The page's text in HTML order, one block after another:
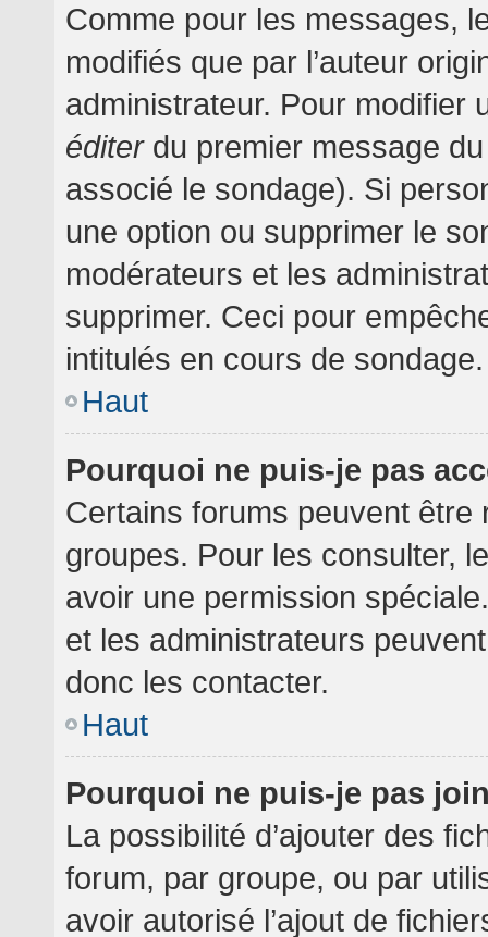
Comme pour les messages,
modifiés que par l’auteur
administrateur. Pour modifier
éditerdu premier message
associé le sondage). Si
une option ou supprimer le
modérateurs et les
supprimer. Ceci pour
intitulés en cours de sondage.
Haut
Pourquoi ne puis-je pas
Certains forums peuvent
groupes. Pour les consulter,
avoir une permission
et les administrateurs
donc les contacter.
Haut
Pourquoi ne puis-je pas
La possibilité d’ajouter des
forum, par groupe, ou par
avoir autorisé l’ajout de